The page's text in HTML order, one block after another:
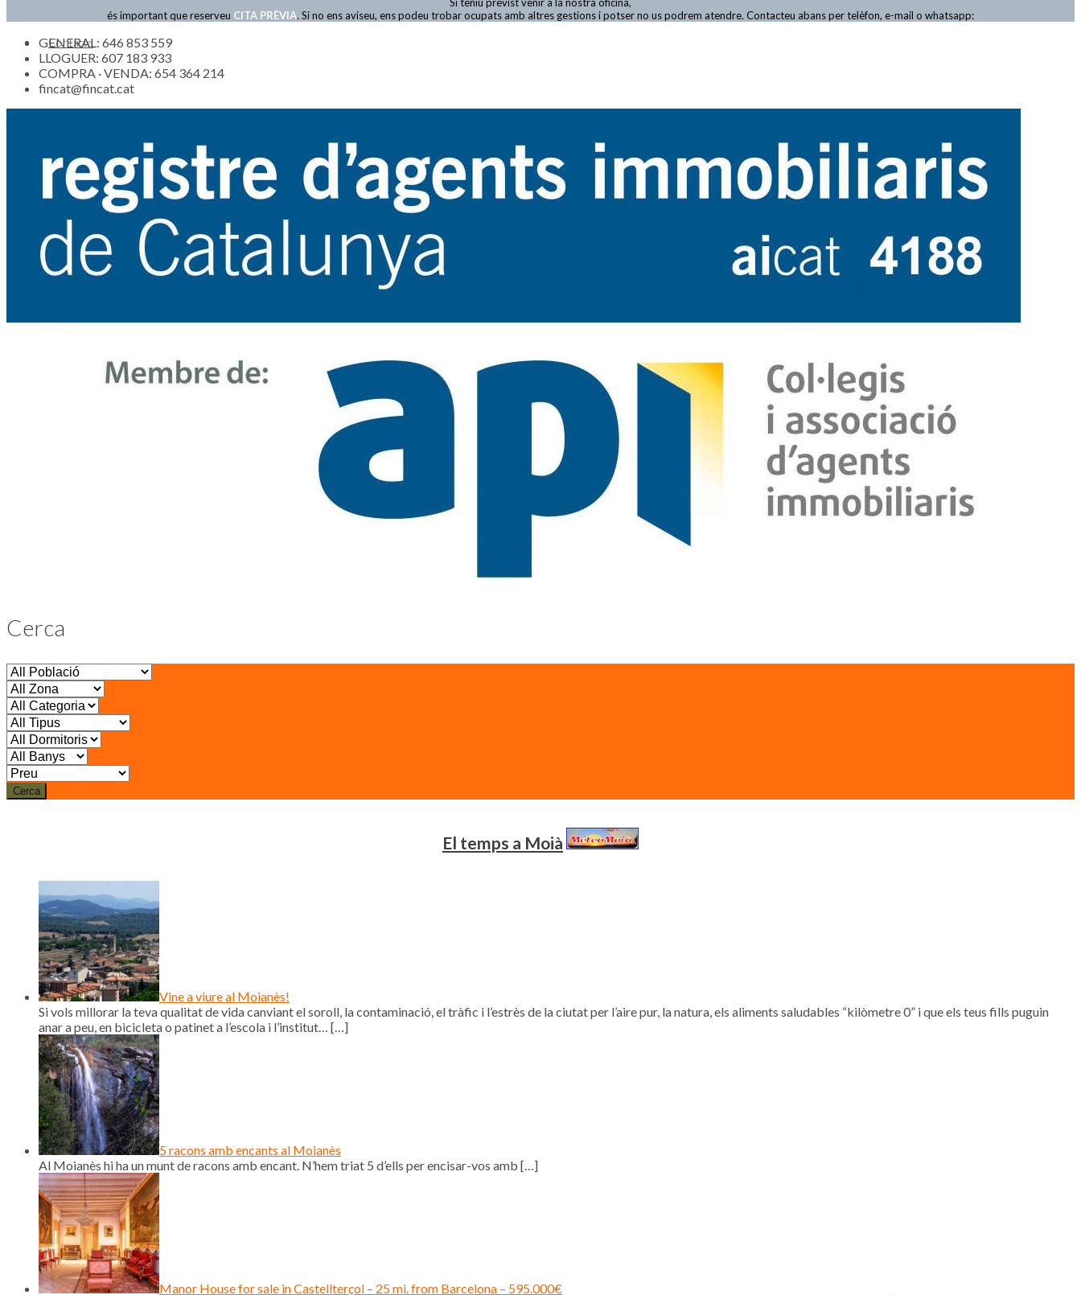
Contacte
és important que reserveu CITA PRÈVIA. Si no ens aviseu, ens podeu trobar ocupats amb altres gestions i potser no us podrem atendre. Contacteu abans per telèfon, e-mail o whatsapp:
GENERAL: 646 853 559
LLOGUER: 607 183 933
COMPRA · VENDA: 654 364 214
fincat@fincat.cat
Cerca
Cerca
El temps a Moià
Vine a viure al Moianès!
Si vols millorar la teva qualitat de vida canviant el soroll, la contaminació, el tràfic i l’estrès de la ciutat per l’aire pur, la natura, els aliments saludables “kilòmetre 0” i que els teus fills puguin
anar a peu, en bicicleta o patinet a l’escola i l’institut…
[…]
5 racons amb encants al Moianès
Al Moianès hi ha un munt de racons amb encant. N’hem triat 5 d’ells per encisar-vos amb […]
Manor House for sale in Castellterçol – 25 mi. from Barcelona – 595.000€